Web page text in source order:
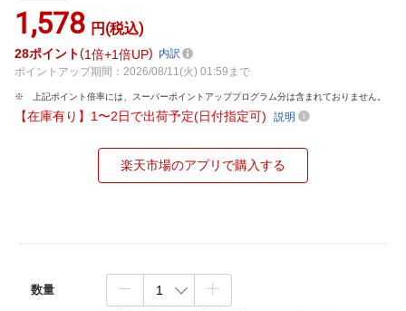
1,578 円(税込)
28ポイント 1倍 1倍UP
内訳
ポイントアップ期間：2026/08/11(火) 01:59まで
上記ポイント倍率には、スーパーポイントアッププログラム分は含まれておりません。
【在庫有り】1〜2日で出荷予定(日付指定可) 説明
楽天市場のアプリで購入する
数量